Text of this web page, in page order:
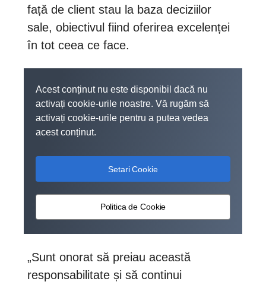
față de client stau la baza deciziilor
sale, obiectivul fiind oferirea excelenței
în tot ceea ce face.
Acest conținut nu este disponibil dacă nu
activați cookie-urile noastre. Vă rugăm să
activați cookie-urile pentru a putea vedea
acest conținut.
Setari Cookie
Politica de Cookie
„Sunt onorat să preiau această
responsabilitate și să continui